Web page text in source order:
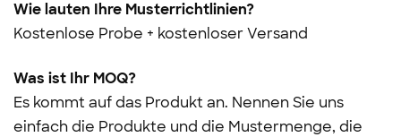
Wie lauten Ihre Musterrichtlinien?
Kostenlose Probe + kostenloser Versand
Was ist Ihr MOQ?
Es kommt auf das Produkt an. Nennen Sie uns
einfach die Produkte und die Mustermenge, die